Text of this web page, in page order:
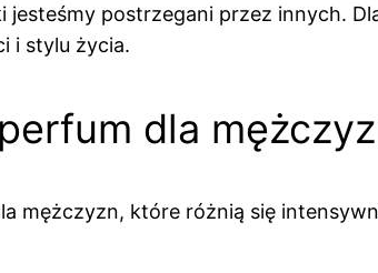
jesteśmy postrzegani przez innych.
i stylu życia.
dla
mężczyzn, które różnią się